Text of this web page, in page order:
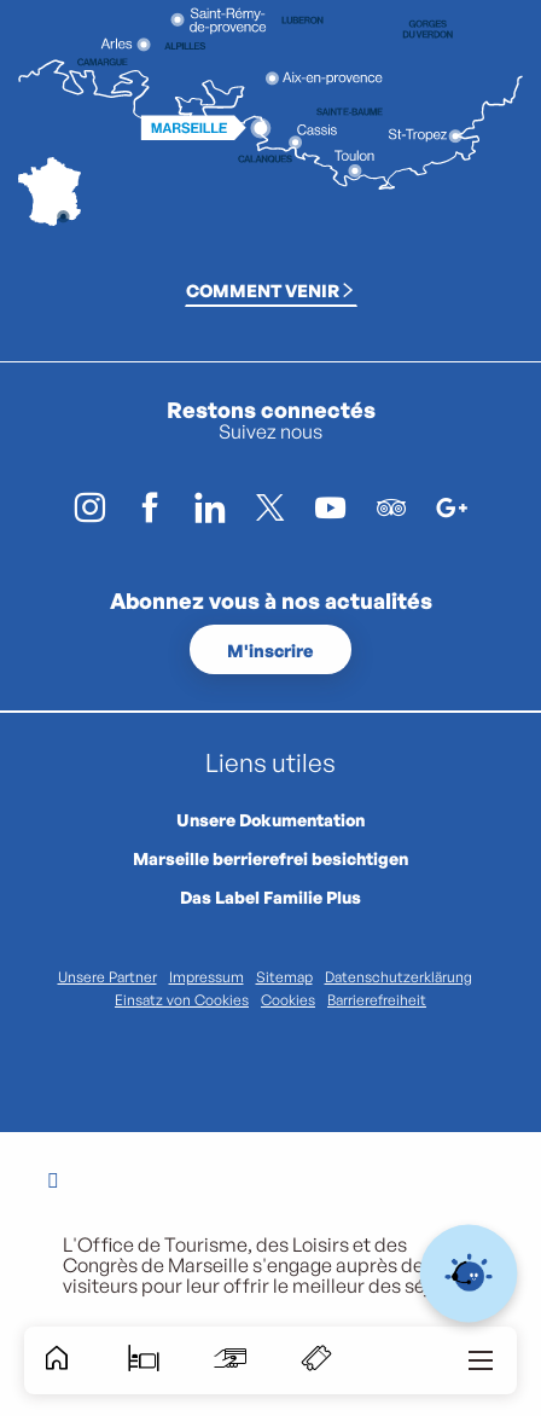
COMMENT VENIR
Restons connectés
Suivez nous
Abonnez vous à nos actualités
M'inscrire
Liens utiles
Unsere Dokumentation
Marseille berrierefrei besichtigen
Das Label Familie Plus
Unsere Partner Impressum Sitemap
Datenschutzerklärung
Einsatz von Cookies
Cookies Barrierefreiheit
L'Office de Tourisme, des Loisirs et des
Congrès de Marseille s'engage auprès de ses
visiteurs pour leur offrir le meilleur des séjours.